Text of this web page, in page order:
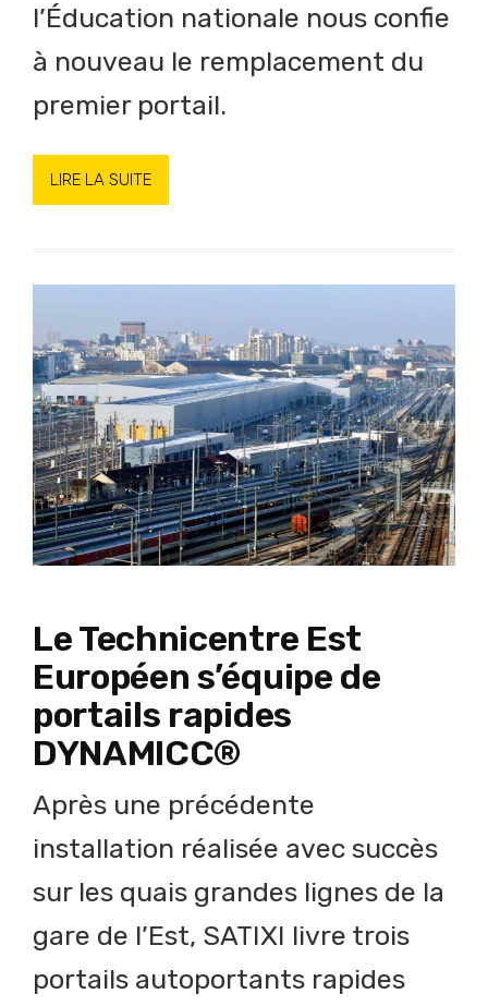
l’Éducation nationale nous confie
à nouveau le remplacement du
premier portail.
LIRE LA SUITE
Le Technicentre Est
Européen s’équipe de
portails rapides
DYNAMICC®
Après une précédente
installation réalisée avec succès
sur les quais grandes lignes de la
gare de l’Est, SATIXI livre trois
portails autoportants rapides